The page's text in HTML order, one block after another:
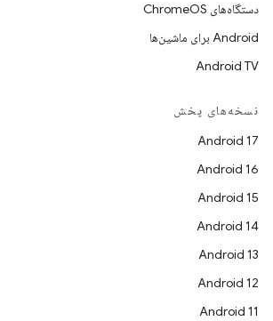
دستگاه‌های ChromeOS
Android برای ماشین‌ها
Android TV
نسخه‌های پخش
Android 17
Android 16
Android 15
Android 14
Android 13
Android 12
Android 11